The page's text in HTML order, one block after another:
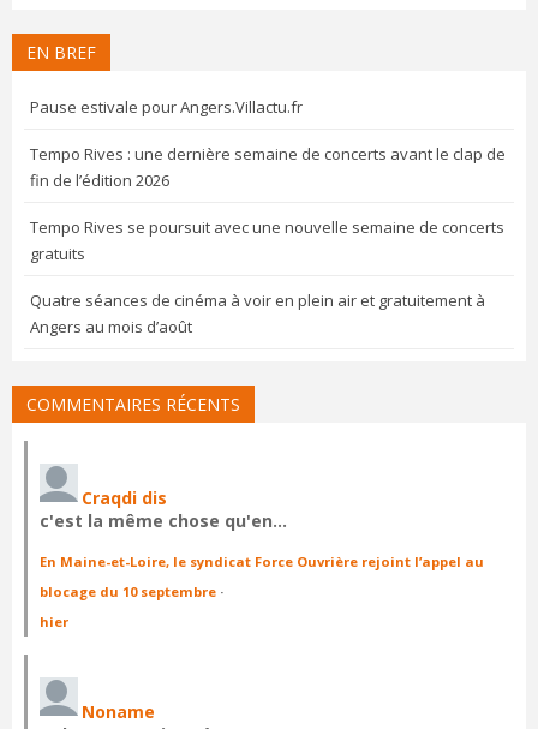
EN BREF
Pause estivale pour Angers.Villactu.fr
Tempo Rives : une dernière semaine de concerts avant le clap de
fin de l’édition 2026
Tempo Rives se poursuit avec une nouvelle semaine de concerts
gratuits
Quatre séances de cinéma à voir en plein air et gratuitement à
Angers au mois d’août
COMMENTAIRES RÉCENTS
Craqdi dis
c'est la même chose qu'en…
En Maine-et-Loire, le syndicat Force Ouvrière rejoint l’appel au
blocage du 10 septembre ·
hier
Noname